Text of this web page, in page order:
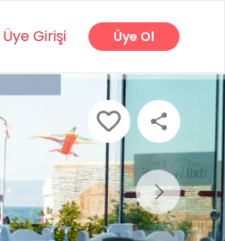
Üye Girişi Üye Ol